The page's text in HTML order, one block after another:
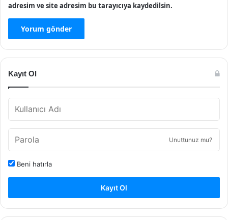
adresim ve site adresim bu tarayıcıya kaydedilsin.
Kayıt Ol
Unuttunuz mu?
Beni hatırla
Kayıt Ol